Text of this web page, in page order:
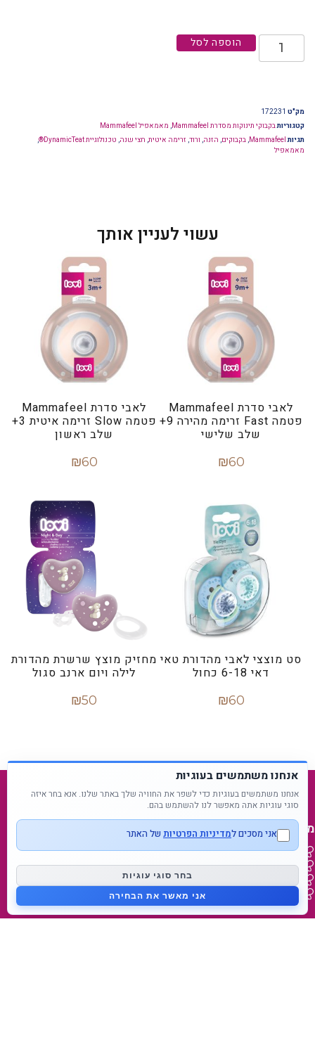
הוספה לסל
מק"ט 172231
קטגוריותבקבוקי תינוקות מסדרת Mammafeel , מאמאפיל Mammafeel
תגיות Mammafeel
, בקבוקים, הזנה, ורוד, זרימה איטית, חצי שנה, טכנולוגיית DynamicTeat®
,
מאמאפיל
עשוי לעניין אותך
לאבי סדרת Mammafeel
פטמה Fast זרימה מהירה 9+
שלב שלישי
₪60
לאבי סדרת Mammafeel
פטמה Slow זרימה איטית 3+
שלב ראשון
₪60
סט מוצצי לאבי מהדורת טאי
דאי 6-18 כחול
₪60
מחזיק מוצץ שרשרת מהדורת
לילה ויום ארנב סגול
₪50
מפת אתר
דף בית
נעים להכיר
אנחנו משתמשים בעוגיות
אנחנו משתמשים בעוגיות כדי לשפר את החוויה שלך באתר שלנו. אנא בחר איזה
סוגי עוגיות אתה מאפשר לנו להשתמש בהם.
אני מסכים למדיניות הפרטיות של האתר
בחר סוגי עוגיות
אני מאשר את הבחירה